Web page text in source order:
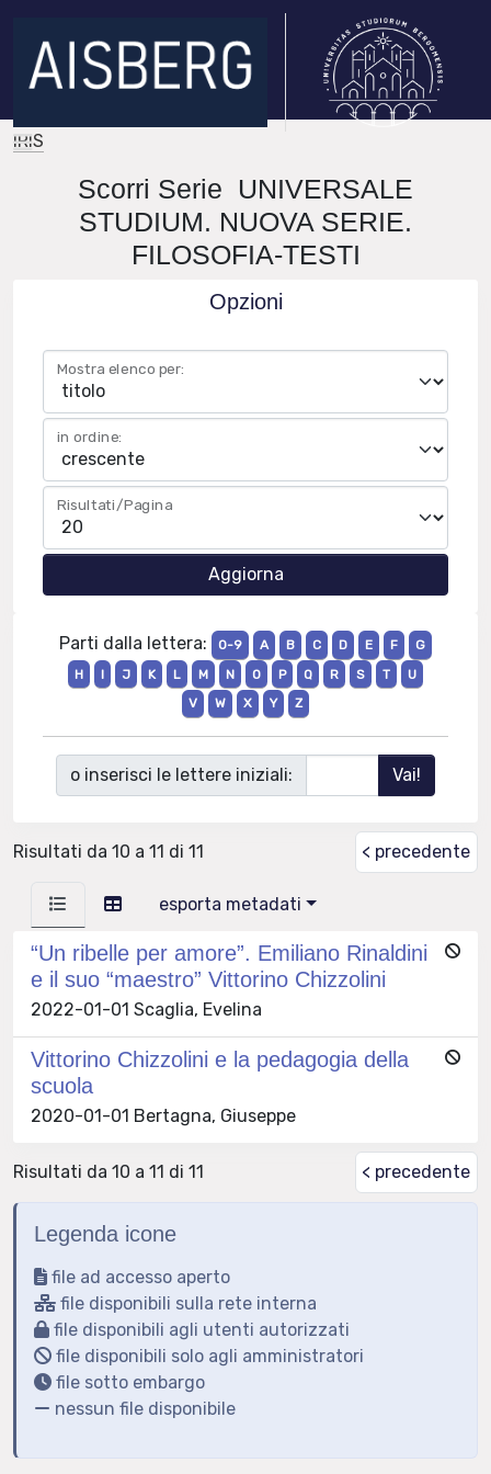
IRIS
Scorri Serie UNIVERSALE
STUDIUM. NUOVA SERIE.
FILOSOFIA-TESTI
Opzioni
Mostra elenco per:
in ordine:
Risultati/Pagina
Parti dalla lettera: 0-9 A B C D E F
G
H
I J K L M N O P Q R S T
U
V
W X Y Z
o inserisci le lettere iniziali:
Risultati da 10 a 11 di 11 < precedente
esporta metadati
“Un ribelle per amore”. Emiliano Rinaldini
e il suo “maestro” Vittorino Chizzolini
2022-01-01 Scaglia, Evelina
Vittorino Chizzolini e la pedagogia della
scuola
2020-01-01 Bertagna, Giuseppe
Risultati da 10 a 11 di 11 < precedente
Legenda icone
file ad accesso aperto
file disponibili sulla rete interna
file disponibili agli utenti autorizzati
file disponibili solo agli amministratori
file sotto embargo
nessun file disponibile